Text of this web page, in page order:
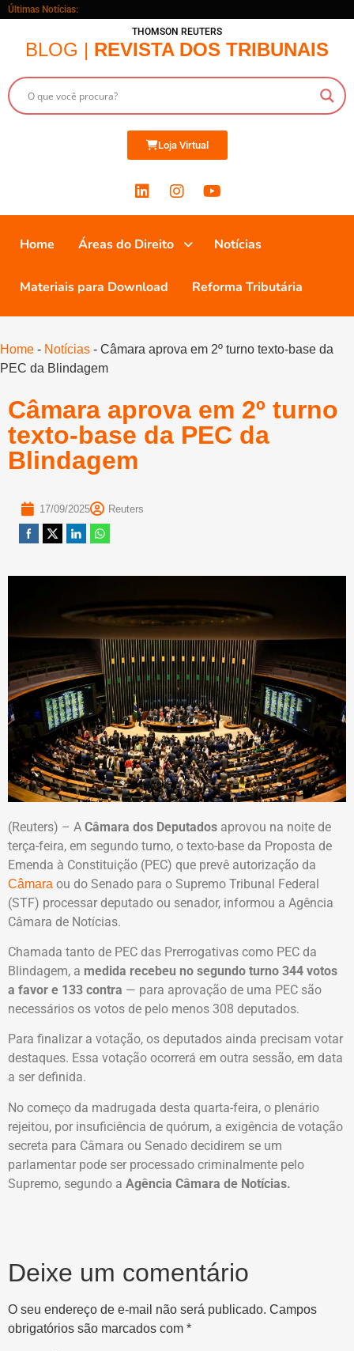
Últimas Notícias:
THOMSON REUTERS
BLOG | REVISTA DOS TRIBUNAIS
Loja Virtual
Home Áreas do Direito Notícias
Materiais para Download Reforma Tributária
Home - Notícias - Câmara aprova em 2º turno texto-base da
PEC da Blindagem
Câmara aprova em 2º turno
texto-base da PEC da
Blindagem
17/09/2025 Reuters
(Reuters) – A Câmara dos Deputados aprovou na noite de
terça-feira, em segundo turno, o texto-base da Proposta de
Emenda à Constituição (PEC) que prevê autorização da
Câmara ou do Senado para o Supremo Tribunal Federal
(STF) processar deputado ou senador, informou a Agência
Câmara de Notícias.
Chamada tanto de PEC das Prerrogativas como PEC da
Blindagem, a medida recebeu no segundo turno 344 votos
a favor e 133 contra — para aprovação de uma PEC são
necessários os votos de pelo menos 308 deputados.
Para finalizar a votação, os deputados ainda precisam votar
destaques. Essa votação ocorrerá em outra sessão, em data
a ser definida.
No começo da madrugada desta quarta-feira, o plenário
rejeitou, por insuficiência de quórum, a exigência de votação
secreta para Câmara ou Senado decidirem se um
parlamentar pode ser processado criminalmente pelo
Supremo, segundo a Agência Câmara de Notícias.
Deixe um comentário
O seu endereço de e-mail não será publicado. Campos
obrigatórios são marcados com *